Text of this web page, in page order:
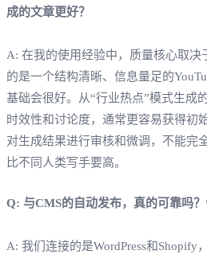
成的文章更好？
A: 在我的使用经验中，质量核心取决
的是一个结构清晰、信息量足的
基础会很好。从“行业热点”模式生成
时效性和讨论度，通常更容易获得初
对生成结果进行审核和微调，不能完
比不同人类写手要高。
Q: 与CMS的自动发布，真的可靠吗？
A: 我们连接的是WordPress和Shopify